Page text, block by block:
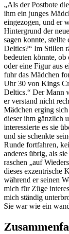
„Als der Postbote
ihm ein junges
eingezogen, und er
Hintergrund der
sagen konnte,
Deltics?“ Im Stillen
bedeuten könnte,
oder eine Figur aus
fuhr das Mädchen
Uhr 30 von Kings
Deltics.“ Der Mann
er verstand nicht
Mädchen erging
dieser ihm gänzlich
interessierte es sie
und sie schenkte
Runde fortfahren,
anderes übrig, als
raschen „auf
dieses exzentrische
während er seinen
mich für Züge
mich ständig
Sie war wie ein